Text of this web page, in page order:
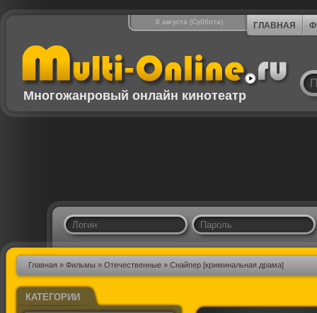
8 августа (Суббота) ГЛАВНАЯ
Многожанровый онлайн кинотеатр
Главная » Фильмы » Отечественные » Снайпер [криминальная драма]
КАТЕГОРИИ